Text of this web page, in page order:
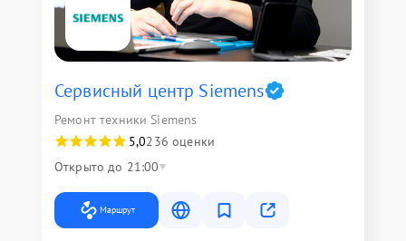
Сервисный центр Siemens
Ремонт техники Siemens
5,0236 оценки
Открыто до 21:00
Маршрут